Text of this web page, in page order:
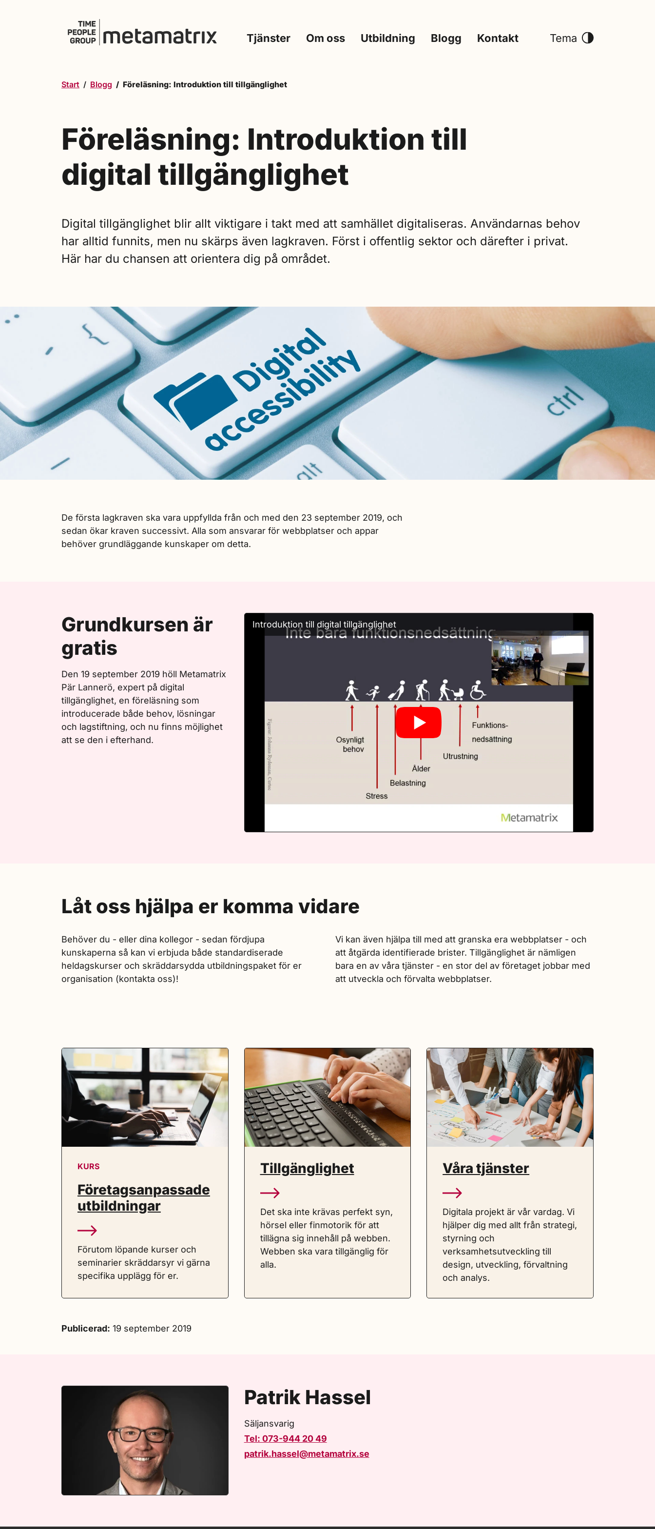
Tjänster Om oss Utbildning Blogg Kontakt Tema
Start Blogg Föreläsning: Introduktion till tillgänglighet
Föreläsning: Introduktion till
digital tillgänglighet
Digital tillgänglighet blir allt viktigare i takt med att samhället digitaliseras. Användarnas behov
har alltid funnits, men nu skärps även lagkraven. Först i offentlig sektor och därefter i privat.
Här har du chansen att orientera dig på området.
De första lagkraven ska vara uppfyllda från och med den 23 september 2019, och
sedan ökar kraven successivt. Alla som ansvarar för webbplatser och appar
behöver grundläggande kunskaper om detta.
Grundkursen är
gratis
Den 19 september 2019 höll Metamatrix
Pär Lannerö, expert på digital
tillgänglighet, en föreläsning som
introducerade både behov, lösningar
och lagstiftning, och nu finns möjlighet
att se den i efterhand.
Introduktion till digital tillgänglighet
Låt oss hjälpa er komma vidare
Behöver du - eller dina kollegor - sedan fördjupa
kunskaperna så kan vi erbjuda både standardiserade
heldagskurser och skräddarsydda utbildningspaket för er
organisation (kontakta oss)!
Vi kan även hjälpa till med att granska era webbplatser - och
att åtgärda identifierade brister. Tillgänglighet är nämligen
bara en av våra tjänster - en stor del av företaget jobbar med
att utveckla och förvalta webbplatser.
KURS
Företagsanpassade
utbildningar
Förutom löpande kurser och
seminarier skräddarsyr vi gärna
specifika upplägg för er.
Tillgänglighet
Det ska inte krävas perfekt syn,
hörsel eller finmotorik för att
tillägna sig innehåll på webben.
Webben ska vara tillgänglig för
alla.
Våra tjänster
Digitala projekt är vår vardag. Vi
hjälper dig med allt från strategi,
styrning och
verksamhetsutveckling till
design, utveckling, förvaltning
och analys.
Publicerad: 19 september 2019
Patrik Hassel
Säljansvarig
Tel: 073-944 20 49
patrik.hassel@metamatrix.se